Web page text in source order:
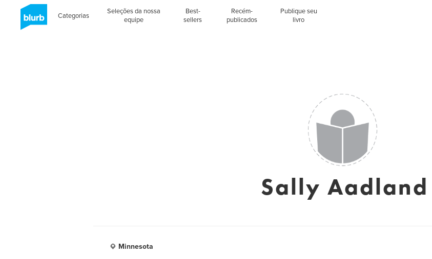
Categorias
Seleções da nossa
equipe
Best-
sellers
Recém-
publicados
Publique seu
livro
Sally Aadland
Minnesota